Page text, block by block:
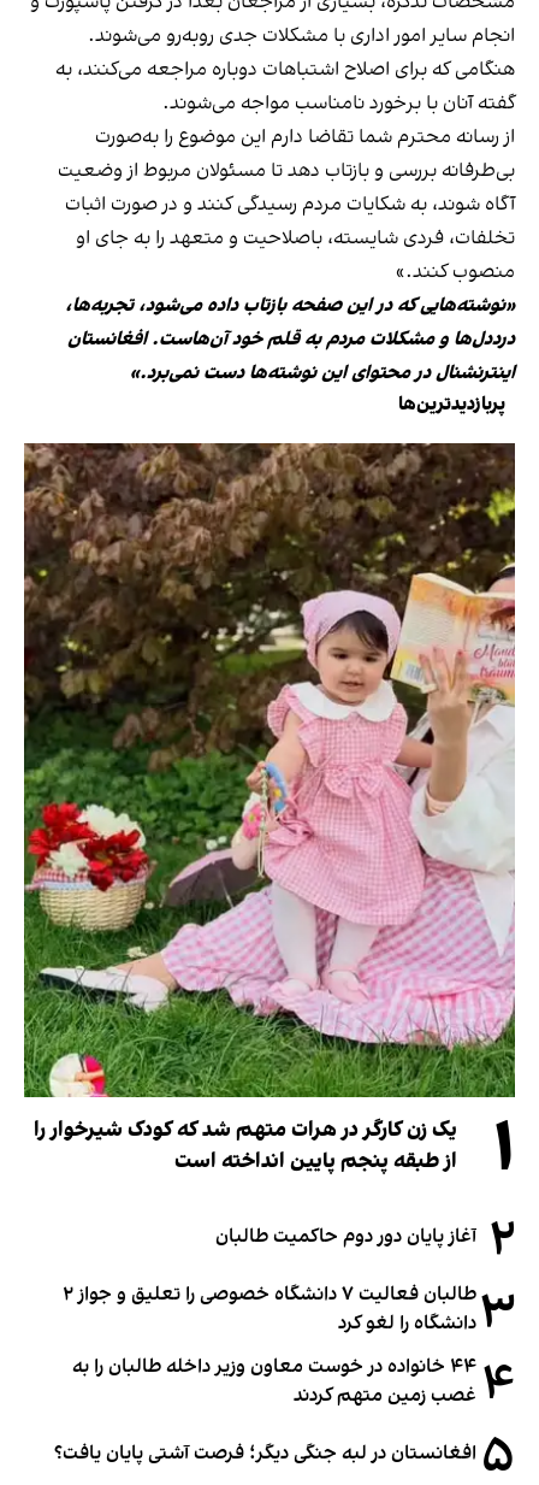
انجام سایر امور اداری با مشکلات جدی روبه‌رو می‌شوند.
هنگامی که برای اصلاح اشتباهات دوباره مراجعه می‌کنند، به
گفته آنان با برخورد نامناسب مواجه می‌شوند.
از رسانه محترم شما تقاضا دارم این موضوع را به‌صورت
بی‌طرفانه بررسی و بازتاب دهد تا مسئولان مربوط از وضعیت
آگاه شوند، به شکایات مردم رسیدگی کنند و در صورت اثبات
تخلفات، فردی شایسته، باصلاحیت و متعهد را به جای او
منصوب کنند.»
«نوشته‌هایی که در این صفحه بازتاب داده می‌شود، تجربه‌ها،
درددل‌ها و مشکلات مردم به قلم خود آن‌هاست. افغانستان
اینترنشنال در محتوای این نوشته‌ها دست نمی‌برد.»
پربازدیدترین‌ها
۱
یک زن کارگر در هرات متهم شد که کودک شیرخوار را
از طبقه پنجم پایین انداخته است
۲ آغاز پایان دور دوم حاکمیت طالبان
۳
طالبان فعالیت ۷ دانشگاه خصوصی را تعلیق و جواز ۲
دانشگاه را لغو کرد
۴
۴۴ خانواده در خوست معاون وزیر داخله طالبان را به
غصب زمین متهم کردند
۵ افغانستان در لبه جنگی دیگر؛ فرصت آشتی پایان یافت؟